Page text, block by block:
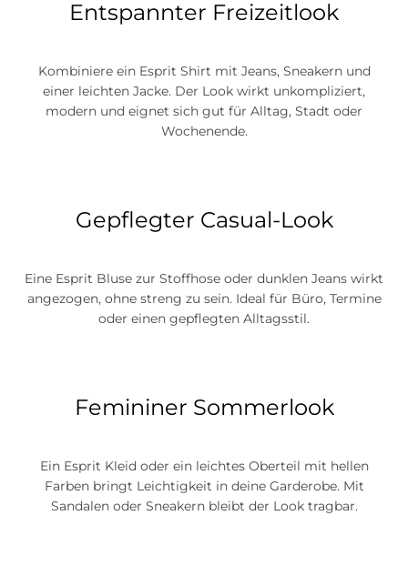
Entspannter Freizeitlook
Kombiniere ein Esprit Shirt mit Jeans, Sneakern und
einer leichten Jacke. Der Look wirkt unkompliziert,
modern und eignet sich gut für Alltag, Stadt oder
Wochenende.
Gepflegter Casual-Look
Eine Esprit Bluse zur Stoffhose oder dunklen Jeans wirkt
angezogen, ohne streng zu sein. Ideal für Büro, Termine
oder einen gepflegten Alltagsstil.
Femininer Sommerlook
Ein Esprit Kleid oder ein leichtes Oberteil mit hellen
Farben bringt Leichtigkeit in deine Garderobe. Mit
Sandalen oder Sneakern bleibt der Look tragbar.